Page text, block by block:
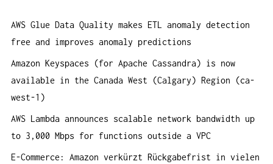
a
c
h
:
AWS Glue Data Quality makes ETL anomaly detection
free and improves anomaly predictions
Amazon Keyspaces (for Apache Cassandra) is now
available in the Canada West (Calgary) Region (ca-
west-1)
AWS Lambda announces scalable network bandwidth up
to 3,000 Mbps for functions outside a VPC
E-Commerce: Amazon verkürzt Rückgabefrist in vielen